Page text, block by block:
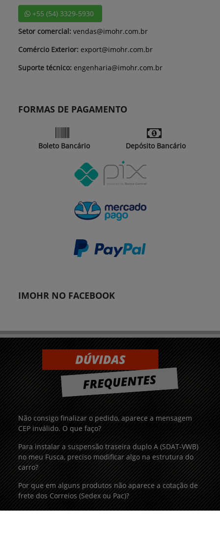
+55 (54) 3329-5930
Setor comercial: vendas@imohr.com.br
Comércio Exterior: export@imohr.com.br
Suporte técnico: engenharia@imohr.com.br
FORMAS DE PAGAMENTO
Boleto Bancário Depósito Bancário
IMOHR NO FACEBOOK
Não consigo finalizar o pedido, aparece a mensagem
CEP inválido. O que faço?
Para instalar a suspensão traseira duplo A (SDAT-VWB)
no meu Fusca, preciso modificar algo na estrutura do
carro?
Por que em alguns produtos não aparece a cotação de
frete dos Correios (Sedex ou Pac)?
Quais peças preciso comprar para montar a suspensão